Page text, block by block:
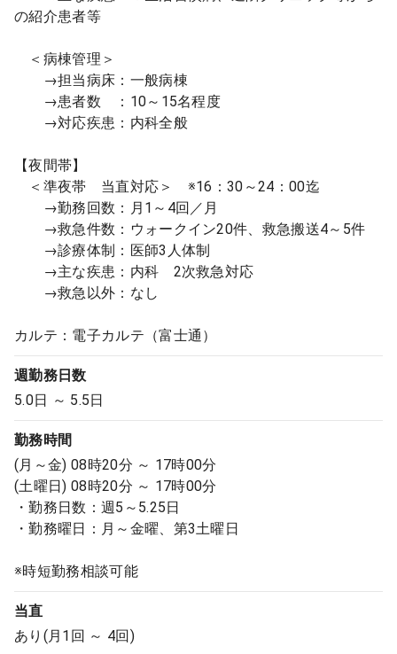
の紹介患者等
＜病棟管理＞
→担当病床：一般病棟
→患者数 ：10～15名程度
→対応疾患：内科全般
【夜間帯】
＜準夜帯 当直対応＞ ※16：30～24：00迄
→勤務回数：月1～4回／月
→救急件数：ウォークイン20件、救急搬送4～5件
→診療体制：医師3人体制
→主な疾患：内科 2次救急対応
→救急以外：なし
カルテ：電子カルテ（富士通）
週勤務日数
5.0日 ～ 5.5日
勤務時間
(月～金) 08時20分 ～ 17時00分
(土曜日) 08時20分 ～ 17時00分
・勤務日数：週5～5.25日
・勤務曜日：月～金曜、第3土曜日
※時短勤務相談可能
当直
あり(月1回 ～ 4回)